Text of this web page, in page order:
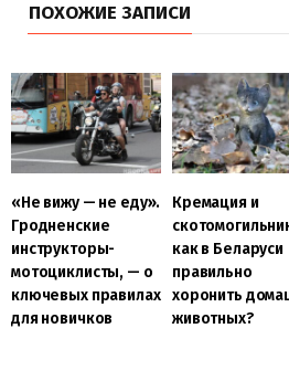
ПОХОЖИЕ ЗАПИСИ
«Не вижу — не еду».
Гродненские
инструкторы-
мотоциклисты, — о
ключевых правилах
для новичков
Кремация и
как в Беларуси
правильно
хоронить
животных?